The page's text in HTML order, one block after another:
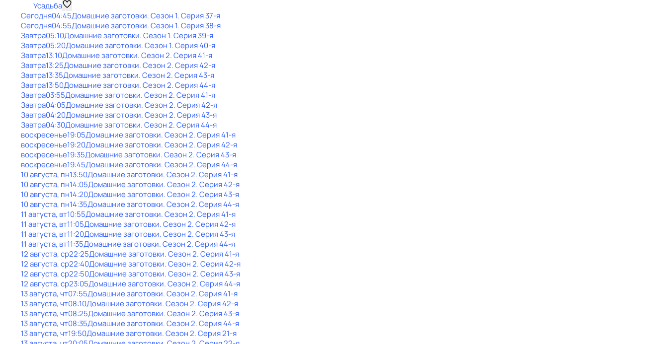
Усадьба
Сегодня04:45Домашние заготовки. Сезон 1. Серия 37-я
Сегодня04:55Домашние заготовки. Сезон 1. Серия 38-я
Завтра05:10Домашние заготовки. Сезон 1. Серия 39-я
Завтра05:20Домашние заготовки. Сезон 1. Серия 40-я
Завтра13:10Домашние заготовки. Сезон 2. Серия 41-я
Завтра13:25Домашние заготовки. Сезон 2. Серия 42-я
Завтра13:35Домашние заготовки. Сезон 2. Серия 43-я
Завтра13:50Домашние заготовки. Сезон 2. Серия 44-я
Завтра03:55Домашние заготовки. Сезон 2. Серия 41-я
Завтра04:05Домашние заготовки. Сезон 2. Серия 42-я
Завтра04:20Домашние заготовки. Сезон 2. Серия 43-я
Завтра04:30Домашние заготовки. Сезон 2. Серия 44-я
воскресенье19:05Домашние заготовки. Сезон 2. Серия 41-я
воскресенье19:20Домашние заготовки. Сезон 2. Серия 42-я
воскресенье19:35Домашние заготовки. Сезон 2. Серия 43-я
воскресенье19:45Домашние заготовки. Сезон 2. Серия 44-я
10 августа, пн13:50Домашние заготовки. Сезон 2. Серия 41-я
10 августа, пн14:05Домашние заготовки. Сезон 2. Серия 42-я
10 августа, пн14:20Домашние заготовки. Сезон 2. Серия 43-я
10 августа, пн14:35Домашние заготовки. Сезон 2. Серия 44-я
11 августа, вт10:55Домашние заготовки. Сезон 2. Серия 41-я
11 августа, вт11:05Домашние заготовки. Сезон 2. Серия 42-я
11 августа, вт11:20Домашние заготовки. Сезон 2. Серия 43-я
11 августа, вт11:35Домашние заготовки. Сезон 2. Серия 44-я
12 августа, ср22:25Домашние заготовки. Сезон 2. Серия 41-я
12 августа, ср22:40Домашние заготовки. Сезон 2. Серия 42-я
12 августа, ср22:50Домашние заготовки. Сезон 2. Серия 43-я
12 августа, ср23:05Домашние заготовки. Сезон 2. Серия 44-я
13 августа, чт07:55Домашние заготовки. Сезон 2. Серия 41-я
13 августа, чт08:10Домашние заготовки. Сезон 2. Серия 42-я
13 августа, чт08:25Домашние заготовки. Сезон 2. Серия 43-я
13 августа, чт08:35Домашние заготовки. Сезон 2. Серия 44-я
13 августа, чт19:50Домашние заготовки. Сезон 2. Серия 21-я